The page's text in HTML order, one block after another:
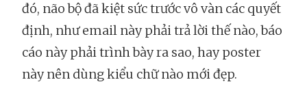
đó, não bộ đã kiệt sức trước vô vàn các quyết
định, như email này phải trả lời thế nào, báo
cáo này phải trình bày ra sao, hay poster
này nên dùng kiểu chữ nào mới đẹp.